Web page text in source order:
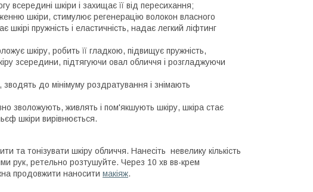
всередині шкіри і захищає її від пересихання;
шкіри, стимулює регенерацію волокон власного
шкірі пружність і еластичність, надає легкий ліфтинг
шкіру, робить її гладкою, підвищує пружність,
зсередини, підтягуючи овал обличчя і розгладжуючи
до мінімуму роздратування і знімають
зволожують, живлять і пом'якшують шкіру, шкіра стає
шкіри вирівнюється.
тонізувати шкіру обличчя. Нанесіть невелику кількість
рук, ретельно розтушуйте. Через 10 хв вв-крем
продовжити наносити макіяж.